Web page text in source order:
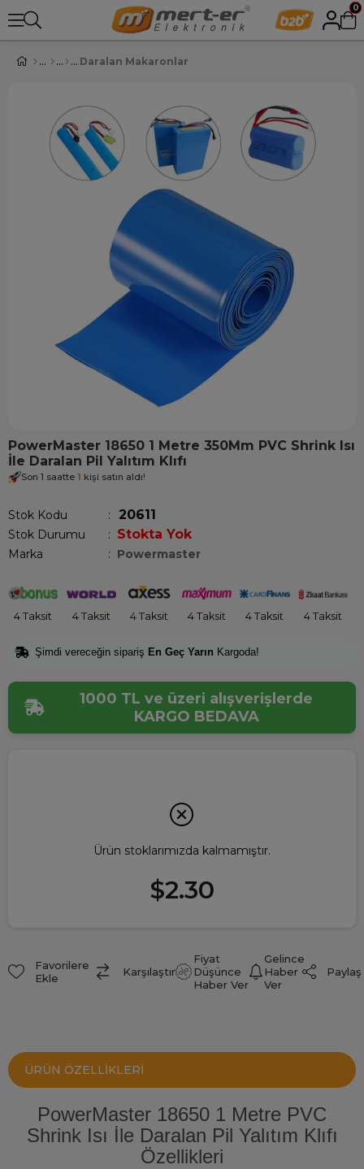
0
Daralan Makaronlar
PowerMaster 18650 1 Metre 350Mm PVC Shrink Isı
İle Daralan Pil Yalıtım Klıfı
Son 1 saatte 1 kişi satın aldı!
Stok Kodu 20611
Stok Durumu : Stokta Yok
Marka : Powermaster
4 Taksit 4 Taksit 4 Taksit 4 Taksit 4 Taksit 4 Taksit
Şimdi vereceğin sipariş En Geç Yarın Kargoda!
1000 TL ve üzeri alışverişlerde
KARGO BEDAVA
Ürün stoklarımızda kalmamıştır.
$2.30
Favorilere
Ekle
Karşılaştır
Fiyat
Düşünce
Haber Ver
Gelince
Haber
Ver
Paylaş
ÜRÜN ÖZELLIKLERI
PowerMaster 18650 1 Metre PVC
Shrink Isı İle Daralan Pil Yalıtım Klıfı
Özellikleri